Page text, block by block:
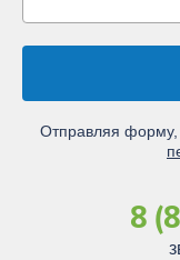
Отправляя форму,
8